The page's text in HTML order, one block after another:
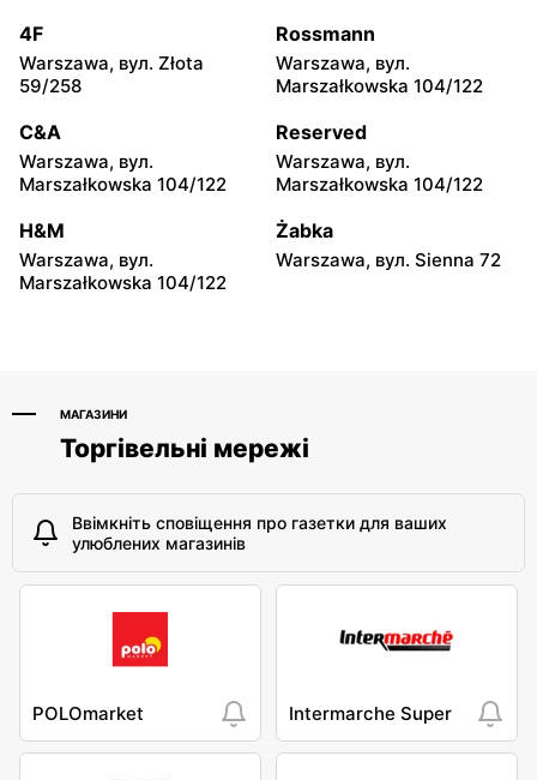
Rossmann
Warszawa, вул. Stawki 2 a
Rossmann
Warszawa, вул. Grójecka
Rossmann
Warszawa, вул. Puławska
Rossmann
Warszawa, вул. Dzika 4
Rossmann
Warszawa, вул. Płocka 17
Rossmann
4F
Warszawa, вул. Złota
59/258
Rossmann
Warszawa, вул.
Marszałkowska 104/122
C&A
Warszawa, вул.
Marszałkowska 104/122
Reserved
Warszawa, вул.
Marszałkowska 104/122
H&M
Warszawa, вул.
Marszałkowska 104/122
Żabka
Warszawa, вул. Sienna 72
МАГАЗИНИ
Торгівельні мережі
Ввімкніть сповіщення про газетки для ваших
улюблених магазинів
POLOmarket Intermarche Super